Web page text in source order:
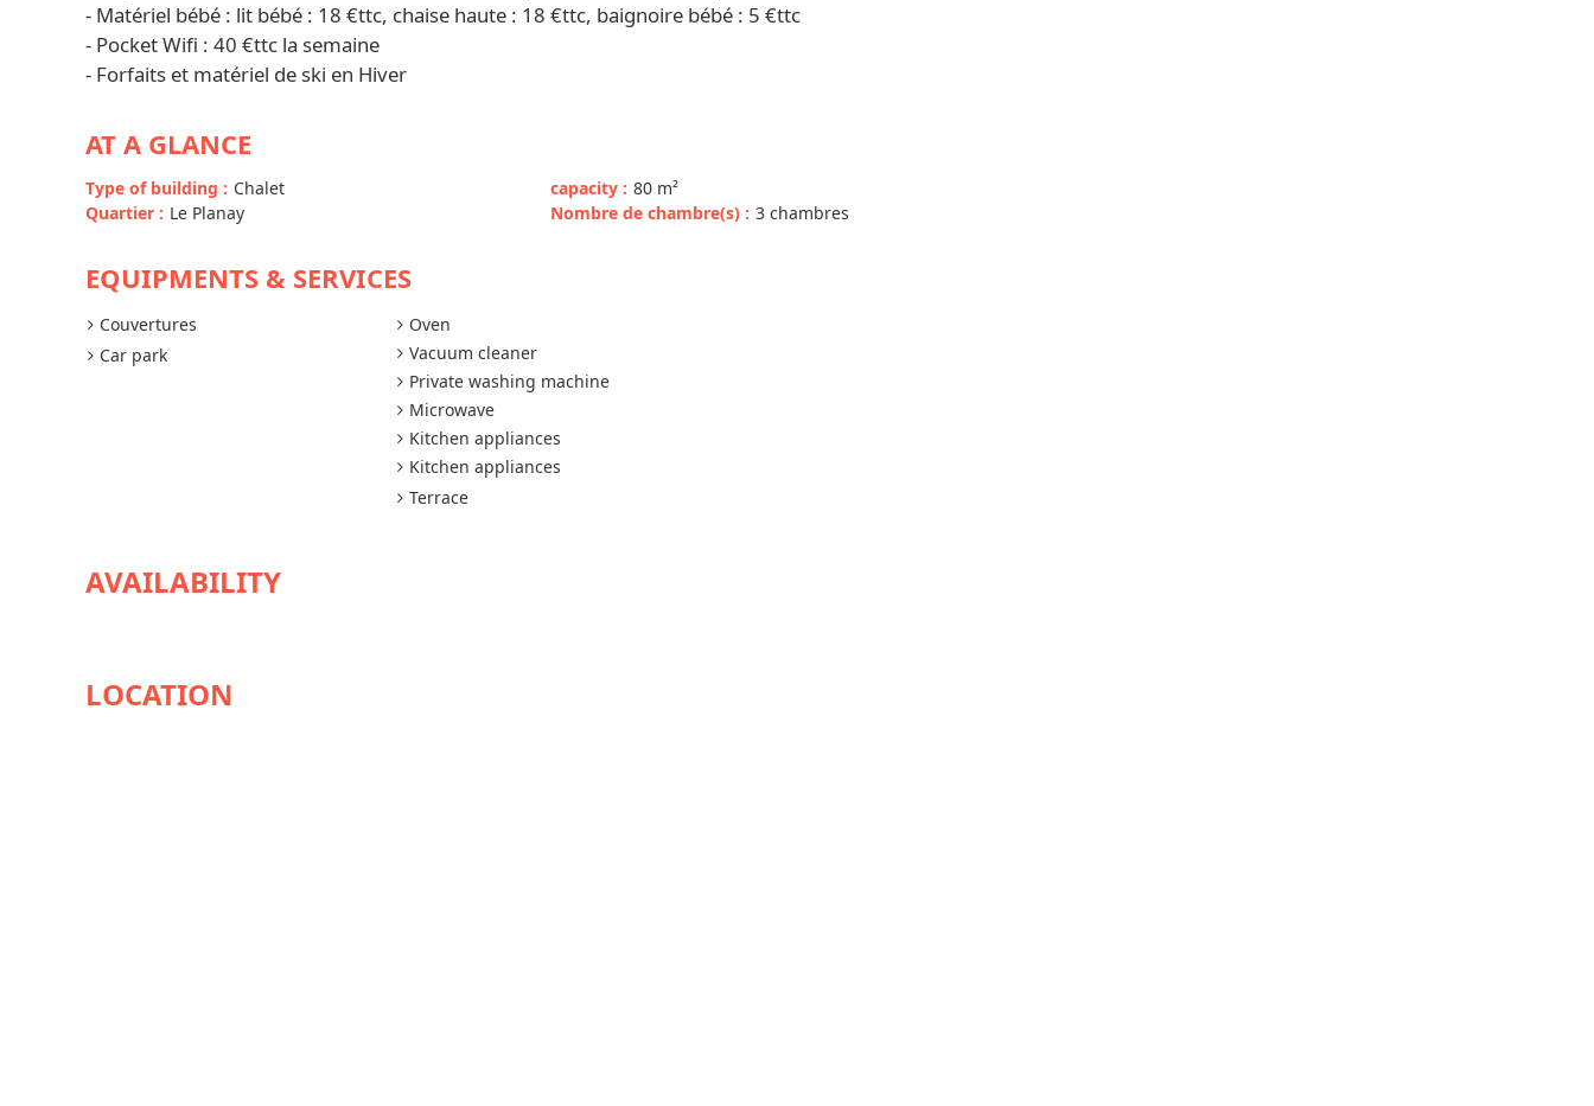
- Matériel bébé : lit bébé : 18 €ttc, chaise haute : 18 €ttc, baignoire bébé : 5 €ttc
- Pocket Wifi : 40 €ttc la semaine
- Forfaits et matériel de ski en Hiver
AT A GLANCE
Type of building : Chalet
Quartier : Le Planay
capacity : 80 m²
Nombre de chambre(s) : 3 chambres
EQUIPMENTS & SERVICES
Couvertures
Car park
Oven
Vacuum cleaner
Private washing machine
Microwave
Kitchen appliances
Kitchen appliances
Terrace
AVAILABILITY